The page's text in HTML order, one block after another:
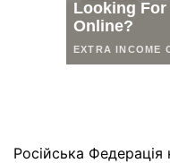
Російська Федерація